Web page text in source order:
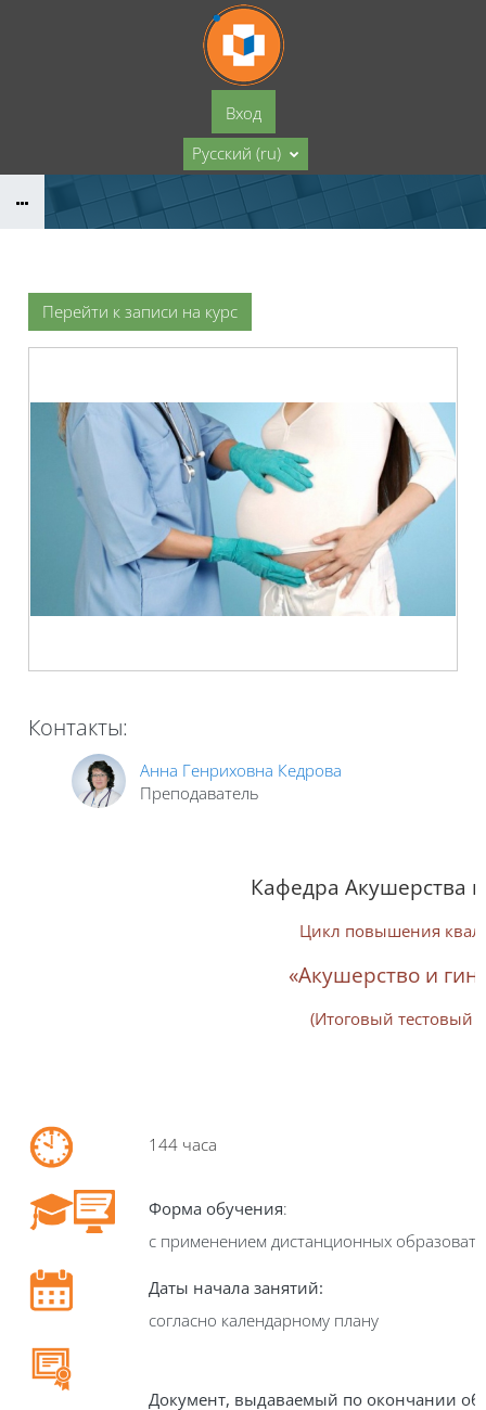
Перейти к основному содержанию
Вход
Русский ‎(ru)‎
Перейти к записи на курс
Контакты:
Анна Генриховна Кедрова
Преподаватель
Кафедра Акушерства
Цикл повышения
«Акушерство и
(Итоговый тестовый
144 часа
Форма обучения:
с применением дистанционных
Даты начала занятий:
согласно календарному плану
Документ, выдаваемый по окончании